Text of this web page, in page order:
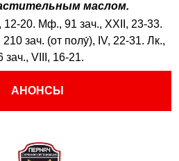
маслом.
12-20. Мф., 91 зач., XXII, 23-33.
210 зач. (от полу́), IV, 22-31. Лк.,
зач., VIII, 16-21.
АНОНСЫ